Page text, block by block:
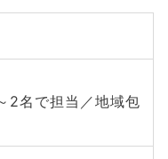
2名で担当／地域包